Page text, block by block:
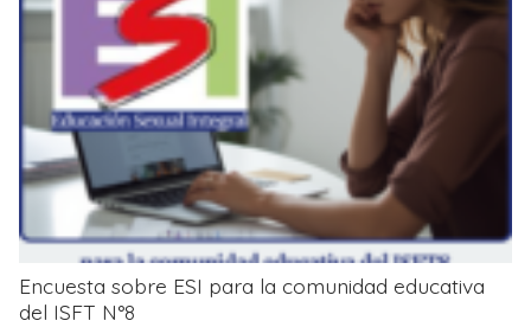
Encuesta sobre ESI para la comunidad educativa
del ISFT N°8